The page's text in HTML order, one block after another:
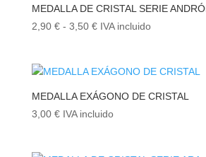
2,90 €
MEDALLA DE CRISTAL SERIE
2,90 € - 3,50 €Rango
desde
2,90 €
IVA incluido
MEDALLA EXÁGONO DE CRISTAL
3,00 € IVA incluido